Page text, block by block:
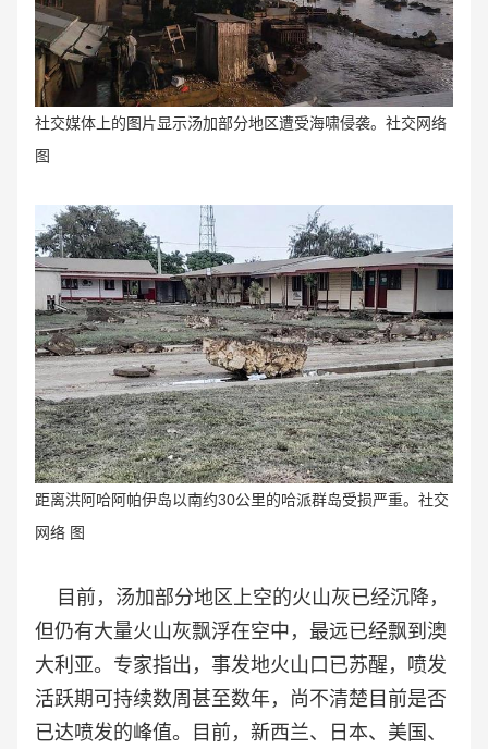
社交媒体上的图片显示汤加部分地区遭受海啸侵袭。社交网络
图
距离洪阿哈阿帕伊岛以南约30公里的哈派群岛受损严重。社交
网络 图
目前，汤加部分地区上空的火山灰已经沉降，
但仍有大量火山灰飘浮在空中，最远已经飘到澳
大利亚。专家指出，事发地火山口已苏醒，喷发
活跃期可持续数周甚至数年，尚不清楚目前是否
已达喷发的峰值。目前，新西兰、日本、美国、